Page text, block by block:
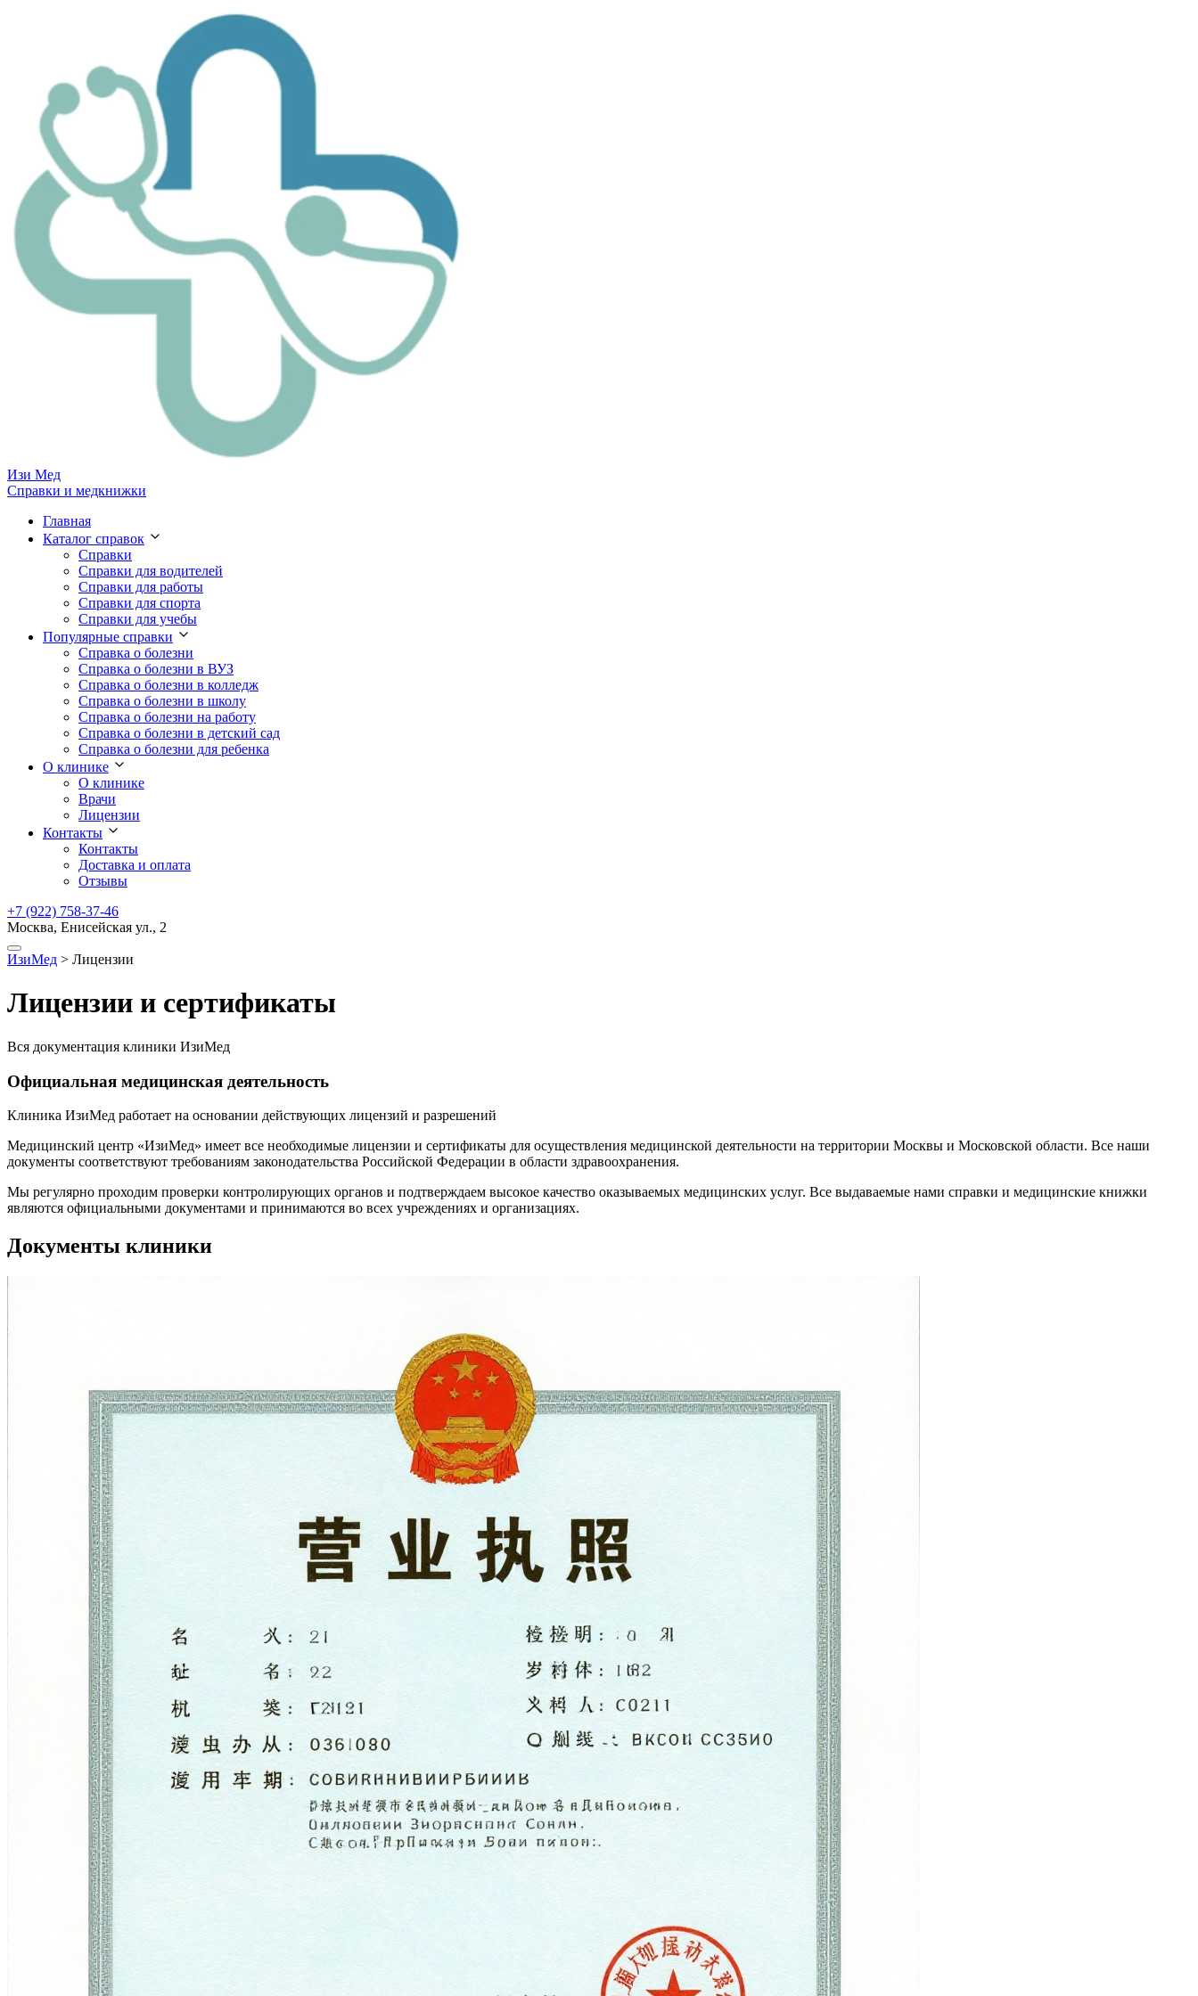
Изи Мед
Справки и медкнижки
Главная
Каталог справок
Справки
Справки для водителей
Справки для работы
Справки для спорта
Справки для учебы
Популярные справки
Справка о болезни
Справка о болезни в ВУЗ
Справка о болезни в колледж
Справка о болезни в школу
Справка о болезни на работу
Справка о болезни в детский сад
Справка о болезни для ребенка
О клинике
О клинике
Врачи
Лицензии
Контакты
Контакты
Доставка и оплата
Отзывы
+7 (922) 758-37-46
Москва, Енисейская ул., 2
ИзиМед > Лицензии
Лицензии и сертификаты
Вся документация клиники ИзиМед
Официальная медицинская деятельность
Клиника ИзиМед работает на основании действующих лицензий и разрешений
Медицинский центр «ИзиМед» имеет все необходимые лицензии и сертификаты для осуществления медицинской деятельности на территории Москвы и Московской области. Все наши
документы соответствуют требованиям законодательства Российской Федерации в области здравоохранения.
Мы регулярно проходим проверки контролирующих органов и подтверждаем высокое качество оказываемых медицинских услуг. Все выдаваемые нами справки и медицинские книжки
являются официальными документами и принимаются во всех учреждениях и организациях.
Документы клиники